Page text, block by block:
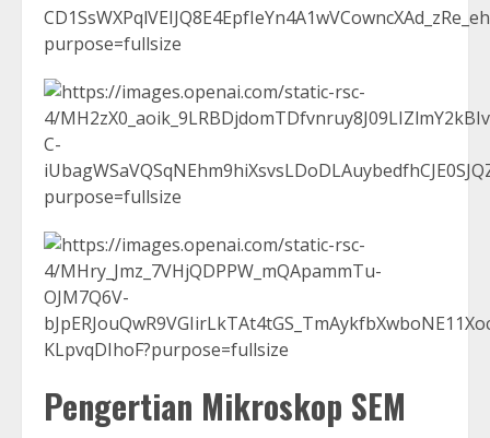
Pengertian Mikroskop SEM